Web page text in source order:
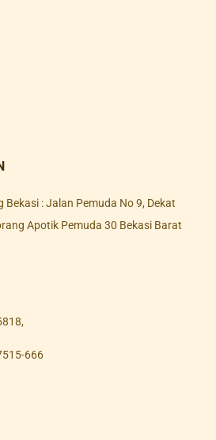
: Jalan Pemuda No 9, Dekat
Apotik Pemuda 30 Bekasi Barat
,
666